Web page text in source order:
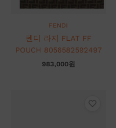
FENDI
펜디 라지 FLAT FF
POUCH 8056582592497
983,000원